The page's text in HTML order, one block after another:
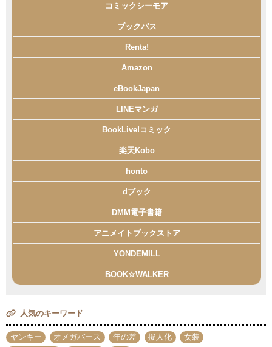
コミックシーモア
ブックパス
Renta!
Amazon
eBookJapan
LINEマンガ
BookLive!コミック
楽天Kobo
honto
dブック
DMM電子書籍
アニメイトブックストア
YONDEMILL
BOOK☆WALKER
人気のキーワード
ヤンキー オメガバース 年の差 擬人化
女装